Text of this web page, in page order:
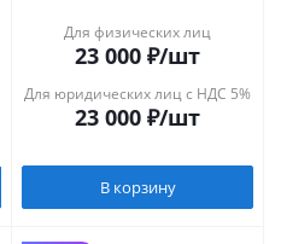
Для физических лиц
23 000 ₽/шт
Для юридических лиц с НДС 5%
23 000 ₽/шт
В корзину